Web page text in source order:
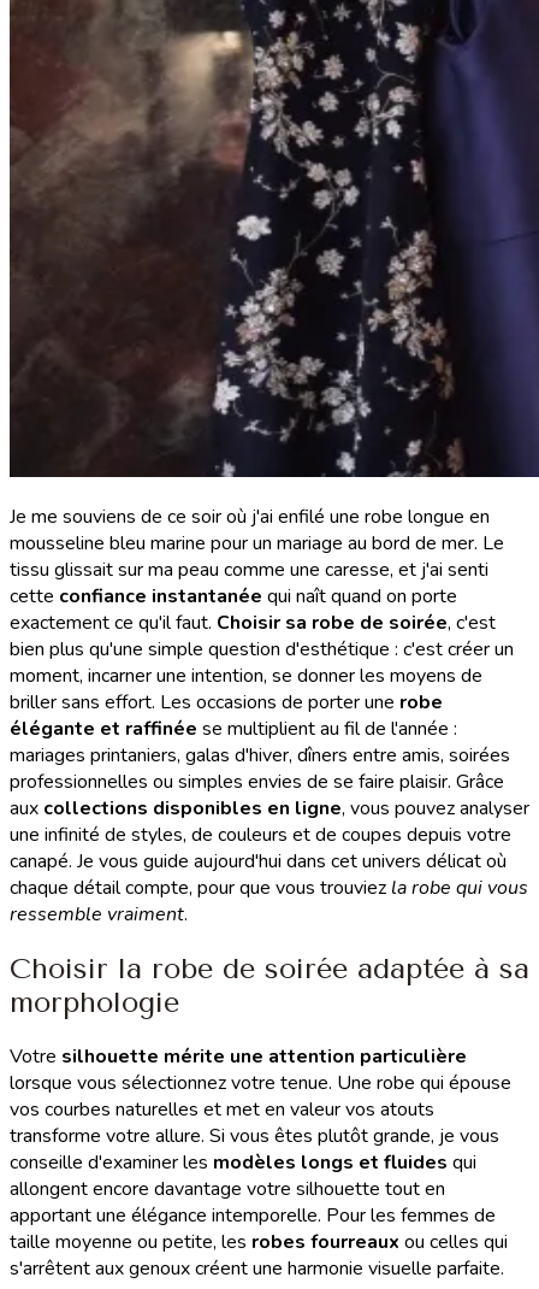
Je me souviens de ce soir où j'ai enfilé une robe longue en
mousseline bleu marine pour un mariage au bord de mer. Le
tissu glissait sur ma peau comme une caresse, et j'ai senti
cette confiance instantanée qui naît quand on porte
exactement ce qu'il faut. Choisir sa robe de soirée, c'est
bien plus qu'une simple question d'esthétique : c'est créer un
moment, incarner une intention, se donner les moyens de
briller sans effort. Les occasions de porter une robe
élégante et raffinée se multiplient au fil de l'année :
mariages printaniers, galas d'hiver, dîners entre amis, soirées
professionnelles ou simples envies de se faire plaisir. Grâce
aux collections disponibles en ligne, vous pouvez analyser
une infinité de styles, de couleurs et de coupes depuis votre
canapé. Je vous guide aujourd'hui dans cet univers délicat où
chaque détail compte, pour que vous trouviez la robe qui vous
ressemble vraiment.
Choisir la robe de soirée adaptée à sa
morphologie
Votre silhouette mérite une attention particulière
lorsque vous sélectionnez votre tenue. Une robe qui épouse
vos courbes naturelles et met en valeur vos atouts
transforme votre allure. Si vous êtes plutôt grande, je vous
conseille d'examiner les modèles longs et fluides qui
allongent encore davantage votre silhouette tout en
apportant une élégance intemporelle. Pour les femmes de
taille moyenne ou petite, les robes fourreaux ou celles qui
s'arrêtent aux genoux créent une harmonie visuelle parfaite.